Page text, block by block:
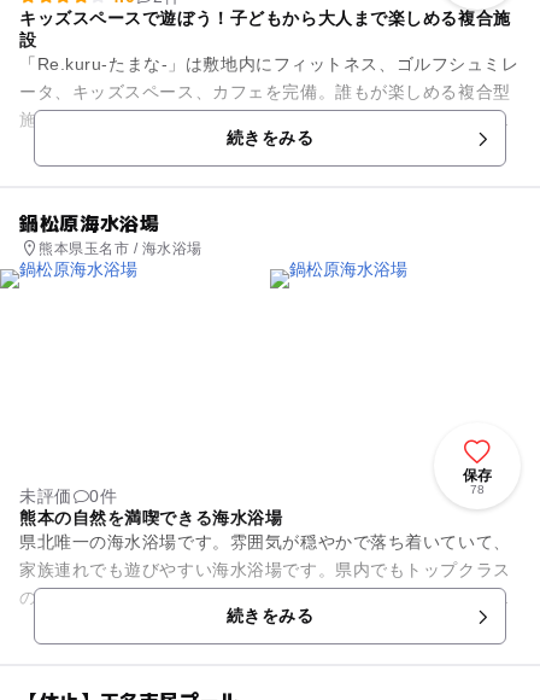
キッズスペースで遊ぼう！子どもから大人まで楽しめる複合施
設
「Re.kuru-たまな-」は敷地内にフィットネス、ゴルフシュミレ
ータ、キッズスペース、カフェを完備。誰もが楽しめる複合型
施設です。建物内にある有料のキッズスペース「キッズジム」
続きをみる
鍋松原海水浴場
熊本県玉名市 / 海水浴場
保存
78
未評価
0件
熊本の自然を満喫できる海水浴場
県北唯一の海水浴場です。雰囲気が穏やかで落ち着いていて、
家族連れでも遊びやすい海水浴場です。県内でもトップクラス
の広さを誇るビーチで、遊歩道も整備されています。砂浜の後
続きをみる